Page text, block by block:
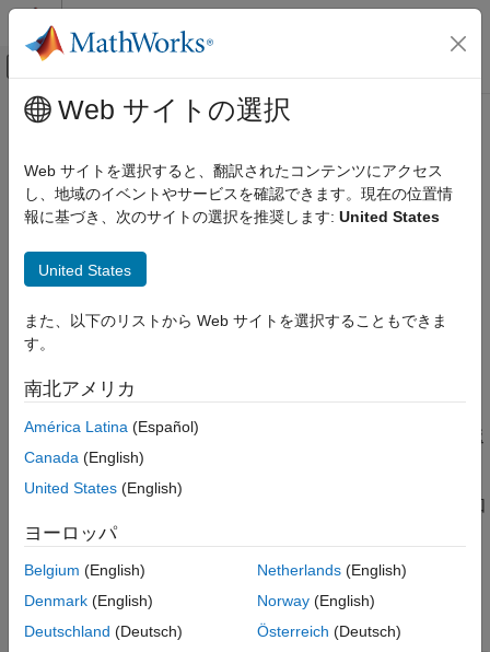
コンテンツへスキップ
オフキャンバス ナビゲーション メ
ドキュメンテーションのホーム
Navigation Toolbox
座標変換と軌跡
rotm
構文
説明
出力引数
拡張機能
バージョン履歴
参考
メインコンテンツ
rotm
回転行列の抽出
R2022b 以降
構文
rotationMatrix = rotm(transformation)
rotationMatrix = rotm(rotation)
説明
SE(3) の変換transformation
を返
します。
は、SO(2) または SO(3) の回
転 rotation
入力引数
Web サイトの選択
Web サイトを選択すると、翻訳されたコンテンツにアクセス
し、地域のイベントやサービスを確認できます。現在の位置情
報に基づき、次のサイトの選択を推奨します: United States
United States
また、以下のリストから Web サイトを選択することもできま
す。
南北アメリカ
América Latina (Español)
Canada (English)
United States (English)
ヨーロッパ
Belgium (English)
Denmark (English)
Deutschland (Deutsch)
Netherlands(English)
Norway(English)
Österreich (Deutsch)